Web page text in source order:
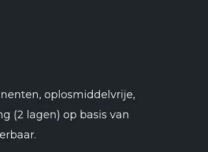
oplosmiddelvrije,
(2 lagen) op basis van